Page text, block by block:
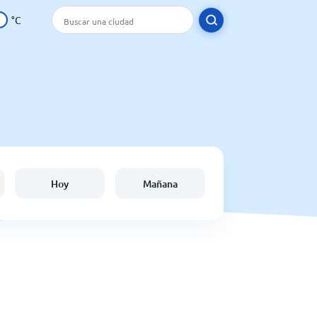
°C
Hoy Mañana